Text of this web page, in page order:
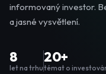
informovaný investor.
a jasné vysvětlení.
8
let na trhu
20+
témat o